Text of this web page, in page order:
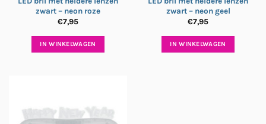
zwart – neon roze
€7,95
IN WINKELWAGEN
zwart – neon geel
€7,95
IN WINKELWAGEN